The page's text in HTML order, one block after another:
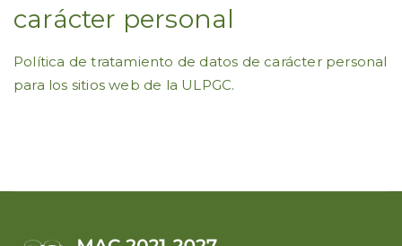
carácter personal
Política de tratamiento de datos de carácter personal
para los sitios web de la ULPGC.